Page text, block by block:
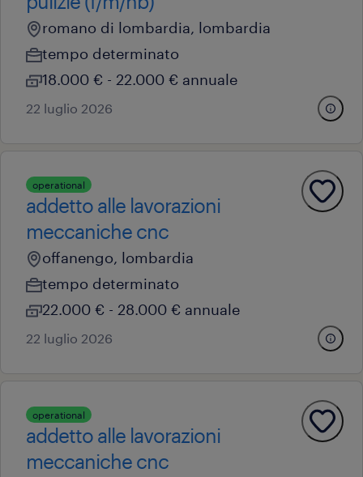
romano di lombardia, lombardia
tempo determinato
18.000 € - 22.000 € annuale
22 luglio 2026
operational
addetto alle lavorazioni
meccaniche cnc
offanengo, lombardia
tempo determinato
22.000 € - 28.000 € annuale
22 luglio 2026
operational
addetto alle lavorazioni
meccaniche cnc